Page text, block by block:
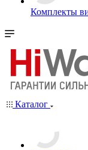
Комплекты
Каталог